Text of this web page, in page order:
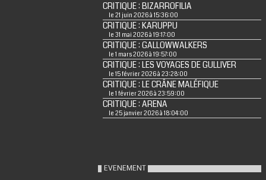
CRITIQUE : BIZARROFILIA
le 21 juin 2026 à 15:36:00
CRITIQUE : KARUPPU
le 31 mai 2026 à 19:17:00
CRITIQUE : GALLOWWALKERS
le 1 mars 2026 à 19:57:00
CRITIQUE : LES VOYAGES DE GULLIVER
le 15 février 2026 à 23:28:00
CRITIQUE : LE CRÂNE MALÉFIQUE
le 1 février 2026 à 23:59:00
CRITIQUE : ARENA
le 25 janvier 2026 à 18:04:00
EVENEMENT